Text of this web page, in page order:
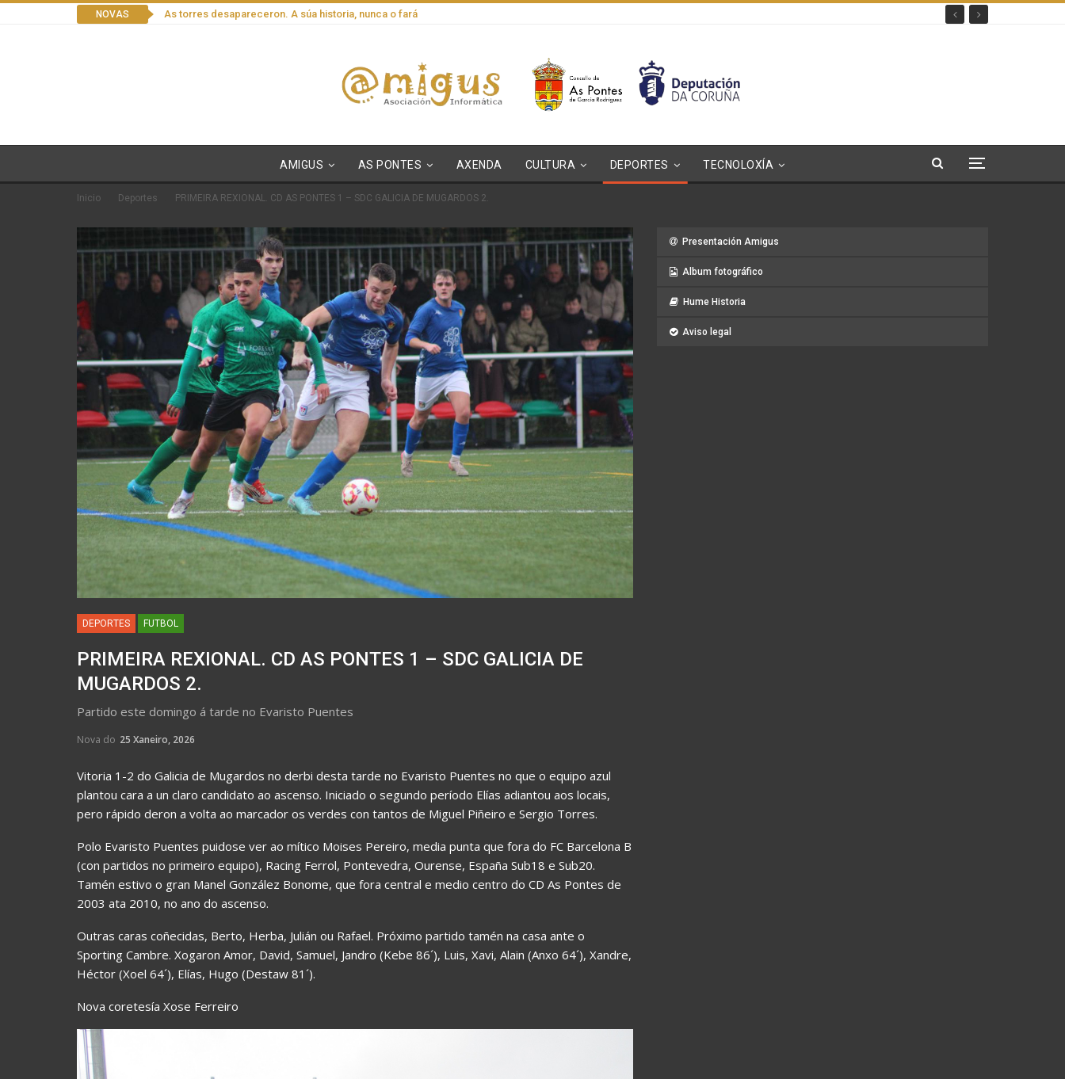
NOVAS As torres desapareceron. A súa historia, nunca o fará
AMIGUS AS PONTES AXENDA CULTURA DEPORTES TECNOLOXÍA
Inicio Deportes PRIMEIRA REXIONAL. CD AS PONTES 1 – SDC GALICIA DE MUGARDOS 2.
DEPORTES FUTBOL
PRIMEIRA REXIONAL. CD AS PONTES 1 – SDC GALICIA DE
MUGARDOS 2.
Partido este domingo á tarde no Evaristo Puentes
Nova do 25 Xaneiro, 2026
Vitoria 1-2 do Galicia de Mugardos no derbi desta tarde no Evaristo Puentes no que o equipo azul
plantou cara a un claro candidato ao ascenso. Iniciado o segundo período Elías adiantou aos locais,
pero rápido deron a volta ao marcador os verdes con tantos de Miguel Piñeiro e Sergio Torres.
Polo Evaristo Puentes puidose ver ao mítico Moises Pereiro, media punta que fora do FC Barcelona B
(con partidos no primeiro equipo), Racing Ferrol, Pontevedra, Ourense, España Sub18 e Sub20.
Tamén estivo o gran Manel González Bonome, que fora central e medio centro do CD As Pontes de
2003 ata 2010, no ano do ascenso.
Outras caras coñecidas, Berto, Herba, Julián ou Rafael. Próximo partido tamén na casa ante o
Sporting Cambre. Xogaron Amor, David, Samuel, Jandro (Kebe 86´), Luis, Xavi, Alain (Anxo 64´), Xandre,
Héctor (Xoel 64´), Elías, Hugo (Destaw 81´).
Nova coretesía Xose Ferreiro
Presentación Amigus
Album fotográfico
Hume Historia
Aviso legal